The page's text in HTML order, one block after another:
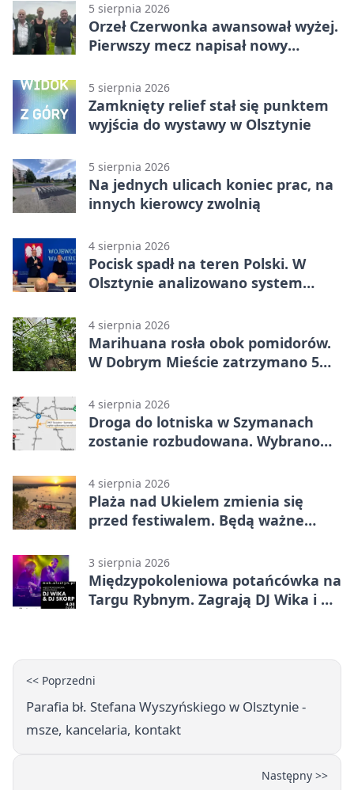
5 sierpnia 2026
Orzeł Czerwonka awansował wyżej.
Pierwszy mecz napisał nowy
5 sierpnia 2026
Zamknięty relief stał się punktem
wyjścia do wystawy w Olsztynie
5 sierpnia 2026
Na jednych ulicach koniec prac, na
innych kierowcy zwolnią
4 sierpnia 2026
Pocisk spadł na teren Polski. W
Olsztynie analizowano system
4 sierpnia 2026
Marihuana rosła obok pomidorów.
W Dobrym Mieście zatrzymano 5
4 sierpnia 2026
Droga do lotniska w Szymanach
zostanie rozbudowana. Wybrano
4 sierpnia 2026
Plaża nad Ukielem zmienia się
przed festiwalem. Będą ważne
3 sierpnia 2026
Międzypokoleniowa potańcówka na
Targu Rybnym. Zagrają DJ Wika i DJ
<< Poprzedni
Parafia bł. Stefana Wyszyńskiego w Olsztynie -
msze, kancelaria, kontakt
Następny >>